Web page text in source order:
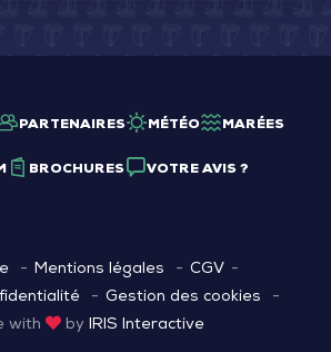
PARTENAIRES MÉTÉO MARÉES
BROCHURES VOTRE AVIS ?
Mentions légales
CGV
Gestion des cookies
with
by IRIS Interactive